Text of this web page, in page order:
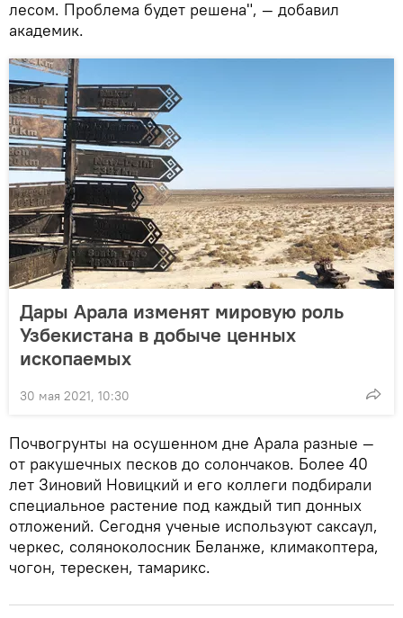
лесом. Проблема будет решена", — добавил
академик.
Дары Арала изменят мировую роль
Узбекистана в добыче ценных
ископаемых
30 мая 2021, 10:30
Почвогрунты на осушенном дне Арала разные —
от ракушечных песков до солончаков. Более 40
лет Зиновий Новицкий и его коллеги подбирали
специальное растение под каждый тип донных
отложений. Сегодня ученые используют саксаул,
черкес, соляноколосник Беланже, климакоптера,
чогон, терескен, тамарикс.